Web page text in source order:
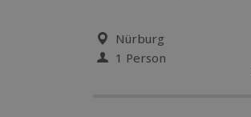
Nürburg
1 Person